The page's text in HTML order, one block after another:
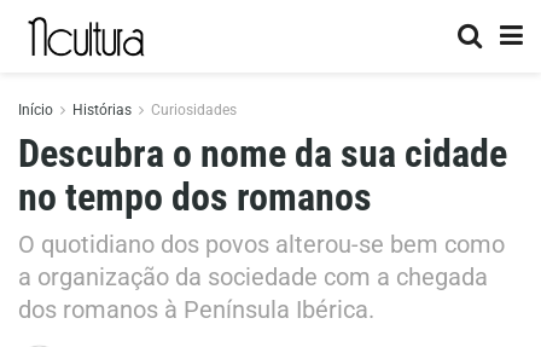
Início Histórias Curiosidades
Descubra o nome da sua cidade
no tempo dos romanos
O quotidiano dos povos alterou-se bem como
a organização da sociedade com a chegada
dos romanos à Península Ibérica.